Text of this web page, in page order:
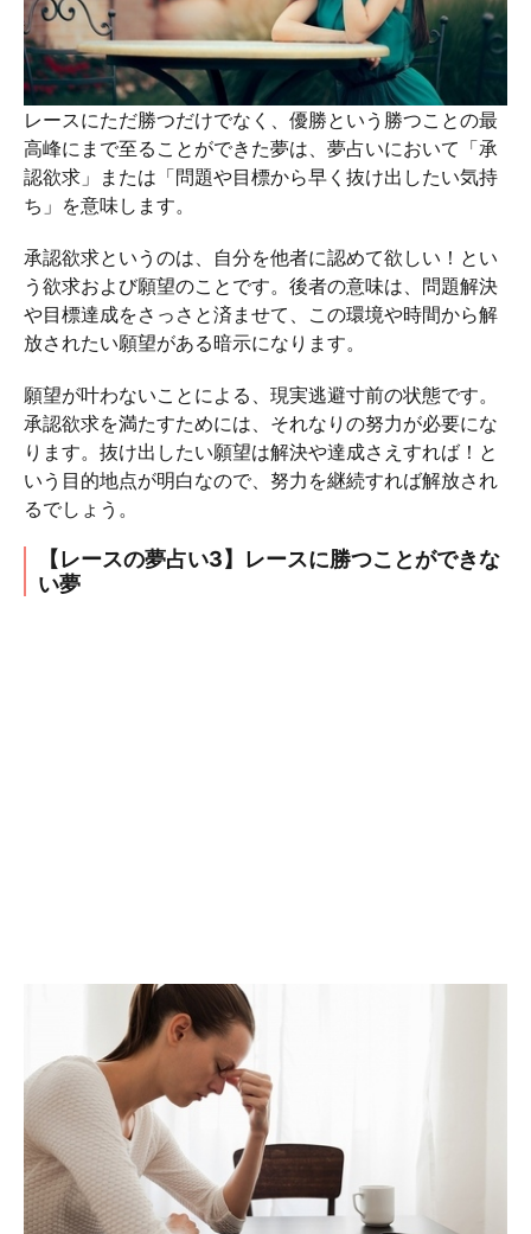
レースにただ勝つだけでなく、優勝という勝つことの最
高峰にまで至ることができた夢は、夢占いにおいて「承
認欲求」または「問題や目標から早く抜け出したい気持
ち」を意味します。
承認欲求というのは、自分を他者に認めて欲しい！とい
う欲求および願望のことです。後者の意味は、問題解決
や目標達成をさっさと済ませて、この環境や時間から解
放されたい願望がある暗示になります。
願望が叶わないことによる、現実逃避寸前の状態です。
承認欲求を満たすためには、それなりの努力が必要にな
ります。抜け出したい願望は解決や達成さえすれば！と
いう目的地点が明白なので、努力を継続すれば解放され
るでしょう。
【レースの夢占い3】レースに勝つことができな
い夢